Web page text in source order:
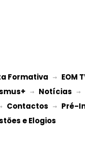
Formativa → EOM
→ Notícias →
Contactos → Pré-
e Elogios